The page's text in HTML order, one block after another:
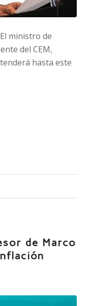
ministro de
del CEM,
hasta este
de Marco